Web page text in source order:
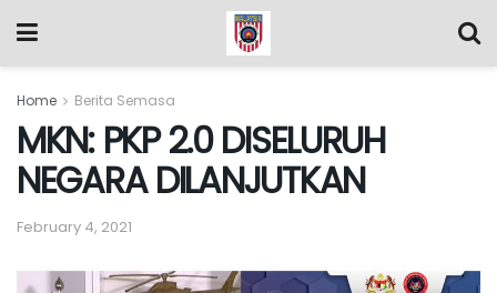
Home Berita Semasa
MKN: PKP 2.0 DISELURUH
NEGARA DILANJUTKAN
February 4, 2021